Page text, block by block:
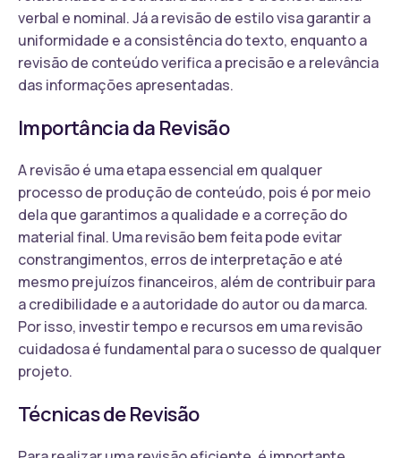
verbal e nominal. Já a revisão de estilo visa garantir a
uniformidade e a consistência do texto, enquanto a
revisão de conteúdo verifica a precisão e a relevância
das informações apresentadas.
Importância da Revisão
A revisão é uma etapa essencial em qualquer
processo de produção de conteúdo, pois é por meio
dela que garantimos a qualidade e a correção do
material final. Uma revisão bem feita pode evitar
constrangimentos, erros de interpretação e até
mesmo prejuízos financeiros, além de contribuir para
a credibilidade e a autoridade do autor ou da marca.
Por isso, investir tempo e recursos em uma revisão
cuidadosa é fundamental para o sucesso de qualquer
projeto.
Técnicas de Revisão